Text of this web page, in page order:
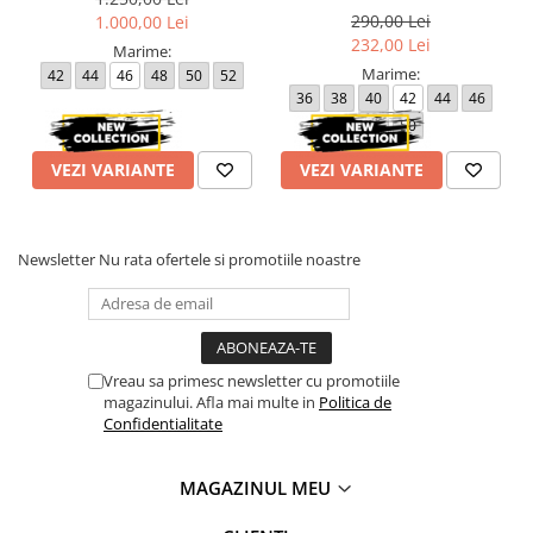
1.000,00 Lei
Marime:
42 44 46 48 50 52
VEZI VARIANTE
290,00 Lei
232,00 Lei
Marime:
36 38 40 42 44
46
48
50
VEZI VARIANTE
Newsletter Nu rata ofertele si promotiile noastre
Vreau sa primesc newsletter cu promotiile
magazinului. Afla mai multe in Politica de
Confidentialitate
MAGAZINUL MEU